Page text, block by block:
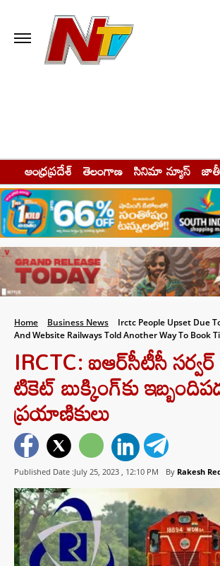
ఆంధ్రప్రదేశ్ తెలంగాణ సినిమా న్యూస్
Home Business News
Irctc People Upset Due
And Website Railways Told Another Way To Book
IRCTC: ఐఆర్‎సీటీసీ
టికెట్ బుక్కింగ్‎కు
ప్రయాణికులు
Published Date :July 25, 2023 , 12:10 PM By Rakesh